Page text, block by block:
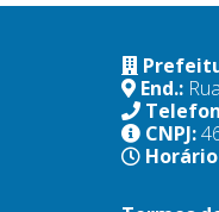
End.:
CNPJ: